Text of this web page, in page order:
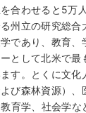
合わせると5万
州立の研究総合
であり、教育、
として北米で最
す。とくに文化
よび森林資源）
育学、社会学な